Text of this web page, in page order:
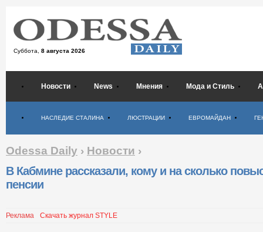
Суббота, 8 августа 2026
Новости News Мнения Мода и Стиль
НАСЛЕДИЕ СТАЛИНА ЛЮСТРАЦИИ ЕВРОМАЙДАН
Odessa Daily › Новости ›
В Кабмине рассказали, кому и на сколько
пенсии
Реклама Скачать журнал STYLE